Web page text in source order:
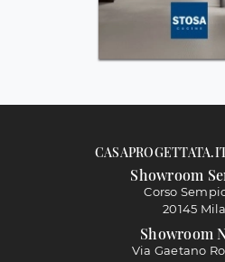
Showroom
Corso
20145
Showroom
Via Gaetano